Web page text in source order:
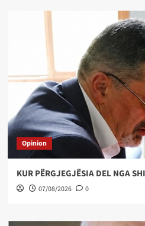
Opinion
KUR PËRGJEGJËSIA DEL NGA
07/08/2026 0